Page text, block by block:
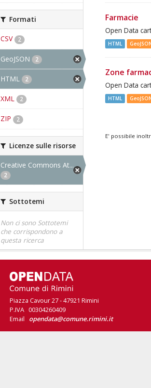
Formati
CSV 2
GeoJSON 2
HTML 2
XML 2
ZIP 2
Licenze sulle risorse
Creative Commons At...
2
Sottotemi
Non ci sono Sottotemi
che corrispondono a
questa ricerca
Farmacie
Open Data
HTML
Zone
Open Data
HTML
E' possibile
Piazza Cavour 27 - 47921 Rimini
P.IVA 00304260409
Email opendata@comune.rimini.it